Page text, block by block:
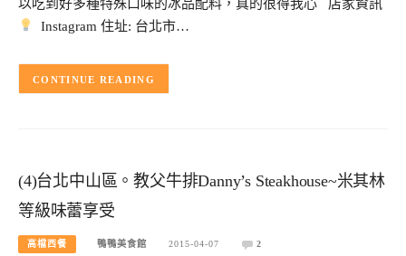
以吃到好多種特殊口味的冰品配料，真的很得我心 店家資訊
Instagram 住址: 台北市…
CONTINUE READING
(4)台北中山區。教父牛排Danny’s Steakhouse~米其林
等級味蕾享受
高檔西餐 鴨鴨美食館 2015-04-07 2